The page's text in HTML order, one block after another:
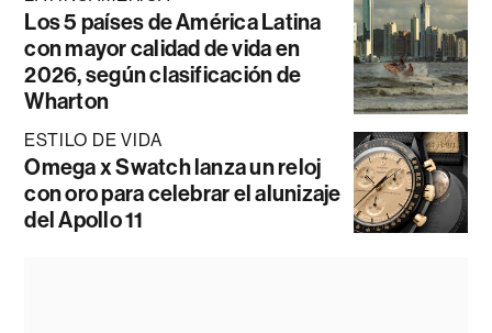
Los 5 países de América Latina
con mayor calidad de vida en
2026, según clasificación de
Wharton
ESTILO DE VIDA
Omega x Swatch lanza un reloj
con oro para celebrar el alunizaje
del Apollo 11